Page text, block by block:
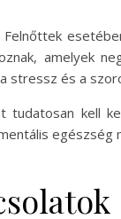
amelyek
stressz és a
kell